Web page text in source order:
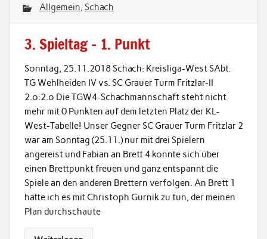
Allgemein,Schach
3. Spieltag – 1. Punkt
Sonntag, 25.11.2018 Schach: Kreisliga-West SAbt.
TG Wehlheiden IV vs. SC Grauer Turm Fritzlar-II
2.o:2.o Die TGW4-Schachmannschaft steht nicht
mehr mit 0 Punkten auf dem letzten Platz der KL-
West-Tabelle! Unser Gegner SC Grauer Turm Fritzlar 2
war am Sonntag (25.11.) nur mit drei Spielern
angereist und Fabian an Brett 4 konnte sich über
einen Brettpunkt freuen und ganz entspannt die
Spiele an den anderen Brettern verfolgen. An Brett 1
hatte ich es mit Christoph Gurnik zu tun, der meinen
Plan durchschaute